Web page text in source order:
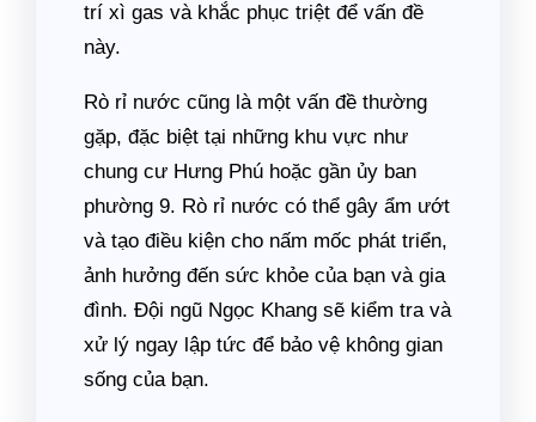
trí xì gas và khắc phục triệt để vấn đề
này.
Rò rỉ nước cũng là một vấn đề thường
gặp, đặc biệt tại những khu vực như
chung cư Hưng Phú hoặc gần ủy ban
phường 9. Rò rỉ nước có thể gây ẩm ướt
và tạo điều kiện cho nấm mốc phát triển,
ảnh hưởng đến sức khỏe của bạn và gia
đình. Đội ngũ Ngọc Khang sẽ kiểm tra và
xử lý ngay lập tức để bảo vệ không gian
sống của bạn.